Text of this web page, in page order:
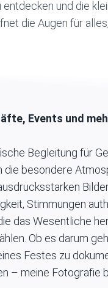
entdecken und die
die Augen für
Events und
Begleitung für
die besondere
Stimmungen
das Wesentliche
Ob es darum
Festes zu
– meine Fotografie